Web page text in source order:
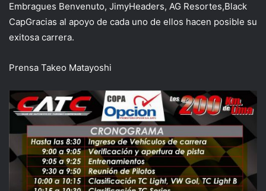
Embragues Benvenuto, JimyHeaders, AG Resortes,Black
CapGracias al apoyo de cada uno de ellos hacen posible su
exitosa carrera.
Prensa Takeo Matayoshi